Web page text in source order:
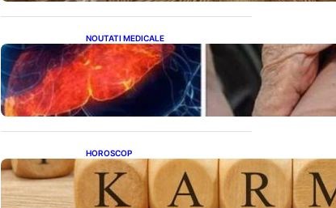
NOUTATI MEDICALE
Ficatul Gras: Semnalul Ușor
Ignorat de la Picioare și
Importanța Diagnosticării
Timpurii
HOROSCOP
Eclipsa și Karma: Impactul
Emoțional Asupra Zodiilor
Leu și Vărsător